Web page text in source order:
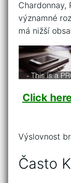
Chardonnay,
významné
má nižší
Click
Výslovnost
Často